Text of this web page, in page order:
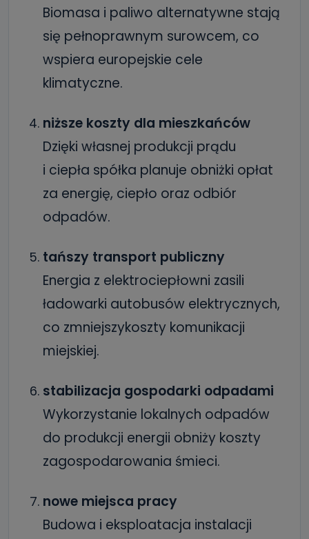
Biomasa i paliwo alternatywne stają
się pełnoprawnym surowcem, co
wspiera europejskie cele
klimatyczne.
niższe koszty dla mieszkańców
Dzięki własnej produkcji prądu
i ciepła spółka planuje obniżki opłat
za energię, ciepło oraz odbiór
odpadów.
tańszy transport publiczny
Energia z elektrociepłowni zasili
ładowarki autobusów elektrycznych,
co zmniejszykoszty komunikacji
miejskiej.
stabilizacja gospodarki odpadami
Wykorzystanie lokalnych odpadów
do produkcji energii obniży koszty
zagospodarowania śmieci.
nowe miejsca pracy
Budowa i eksploatacja instalacji